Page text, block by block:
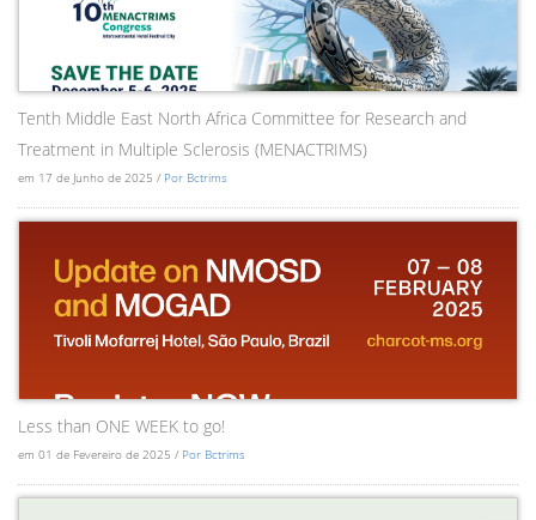
Tenth Middle East North Africa Committee for Research and
Treatment in Multiple Sclerosis (MENACTRIMS)
em 17 de Junho de 2025 / Por Bctrims
Less than ONE WEEK to go!
em 01 de Fevereiro de 2025 / Por Bctrims